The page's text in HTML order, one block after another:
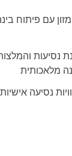
עם פיתוח
נסיעות
מלאכותית
נסיעה